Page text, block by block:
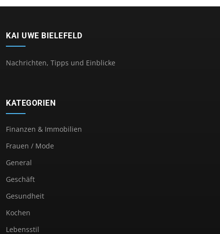
KAI UWE BIELEFELD
Nachrichten, Tipps und Einblicke
KATEGORIEN
Finanzen & Immobilien
Frauen / Mode
General
Geschäft
Gesundheit
Kochen
Lebensstil